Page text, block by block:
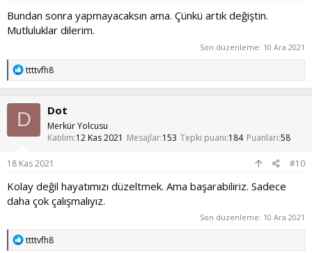
Bundan sonra yapmayacaksın ama. Çünkü artık değiştin.
Mutluluklar dilerim.
Son düzenleme: 10 Ara 2021
T
p
k
i
l
e
ttttvfh8
D Dot
Merkür Yolcusu
Katılım 12 Kas 2021 Mesajlar 153 Tepki puanı 184 Puanları 58
18 Kas 2021 #10
Kolay değil hayatımızı düzeltmek. Ama başarabiliriz. Sadece
daha çok çalışmalıyız.
Son düzenleme: 10 Ara 2021
T
ttttvfh8